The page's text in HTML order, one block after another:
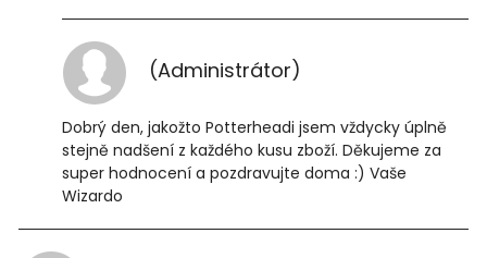
(Administrátor)
Dobrý den, jakožto Potterheadi jsem vždycky úplně
stejně nadšení z každého kusu zboží. Děkujeme za
super hodnocení a pozdravujte doma :) Vaše
Wizardo